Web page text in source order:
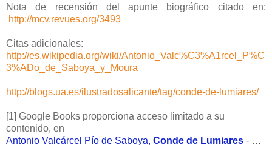
Nota de recensión del apunte biográfico citado en:
http://mcv.revues.org/3493
Citas adicionales:
http://es.wikipedia.org/wiki/Antonio_Valc%C3%A1rcel_P%C
3%ADo_de_Saboya_y_Moura
http://blogs.ua.es/ilustradosalicante/tag/conde-de-lumiares/
[1] Google Books proporciona acceso limitado a su
contenido, en
Antonio Valcárcel Pío de Saboya, Conde de Lumiares -